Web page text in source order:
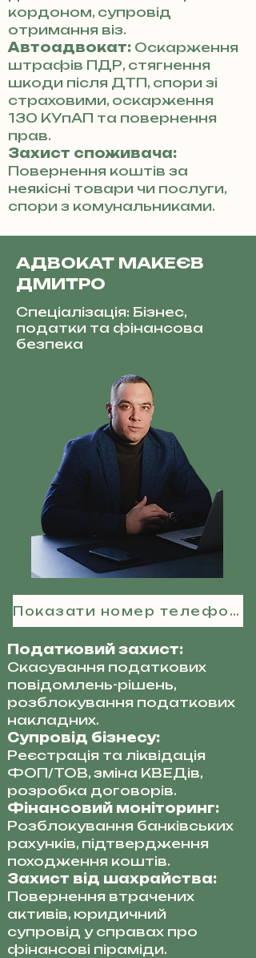
кордоном, супровід
отримання віз.
Автоадвокат: Оскарження
штрафів ПДР, стягнення
шкоди після ДТП, спори зі
страховими, оскарження
130 КУпАП та повернення
прав.
Захист споживача:
Повернення коштів за
неякісні товари чи послуги,
спори з комунальниками.
АДВОКАТ МАКЕЄВ
ДМИТРО
Спеціалізація: Бізнес,
податки та фінансова
безпека
Показати номер телефону
Податковий захист:
Скасування податкових
повідомлень-рішень,
розблокування податкових
накладних.
Супровід бізнесу:
Реєстрація та ліквідація
ФОП/ТОВ, зміна КВЕДів,
розробка договорів.
Фінансовий моніторинг:
Розблокування банківських
рахунків, підтвердження
походження коштів.
Захист від шахрайства:
Повернення втрачених
активів, юридичний
супровід у справах про
фінансові піраміди.